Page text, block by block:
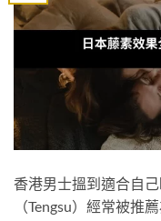
香港男士搵到適合自
（Tengsu）經常被推